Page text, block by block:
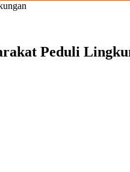
Peduli